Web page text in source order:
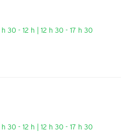
30 - 12 h | 12 h 30 - 17 h 30
30 - 12 h | 12 h 30 - 17 h 30